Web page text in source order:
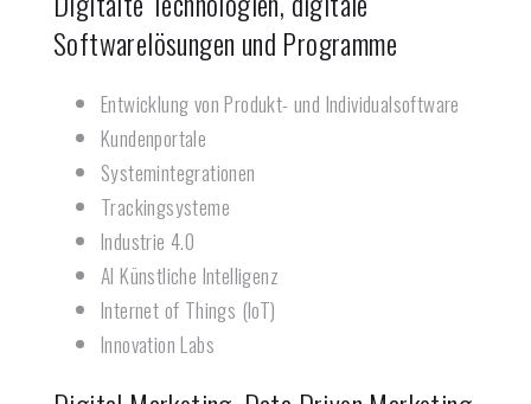
Softwarelösungen und Programme
Entwicklung von Produkt- und Individualsoftware
Kundenportale
Systemintegrationen
Trackingsysteme
Industrie 4.0
AI Künstliche Intelligenz
Internet of Things (IoT)
Innovation Labs